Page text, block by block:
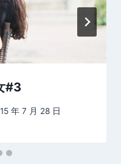
#3
年 7 月 28 日